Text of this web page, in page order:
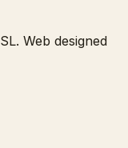
Web designed